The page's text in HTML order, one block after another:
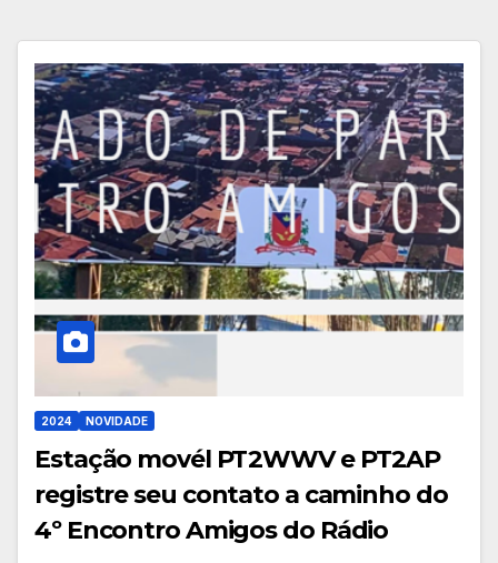
2024 NOVIDADE
Estação movél PT2WWV e PT2AP
registre seu contato a caminho do
4º Encontro Amigos do Rádio